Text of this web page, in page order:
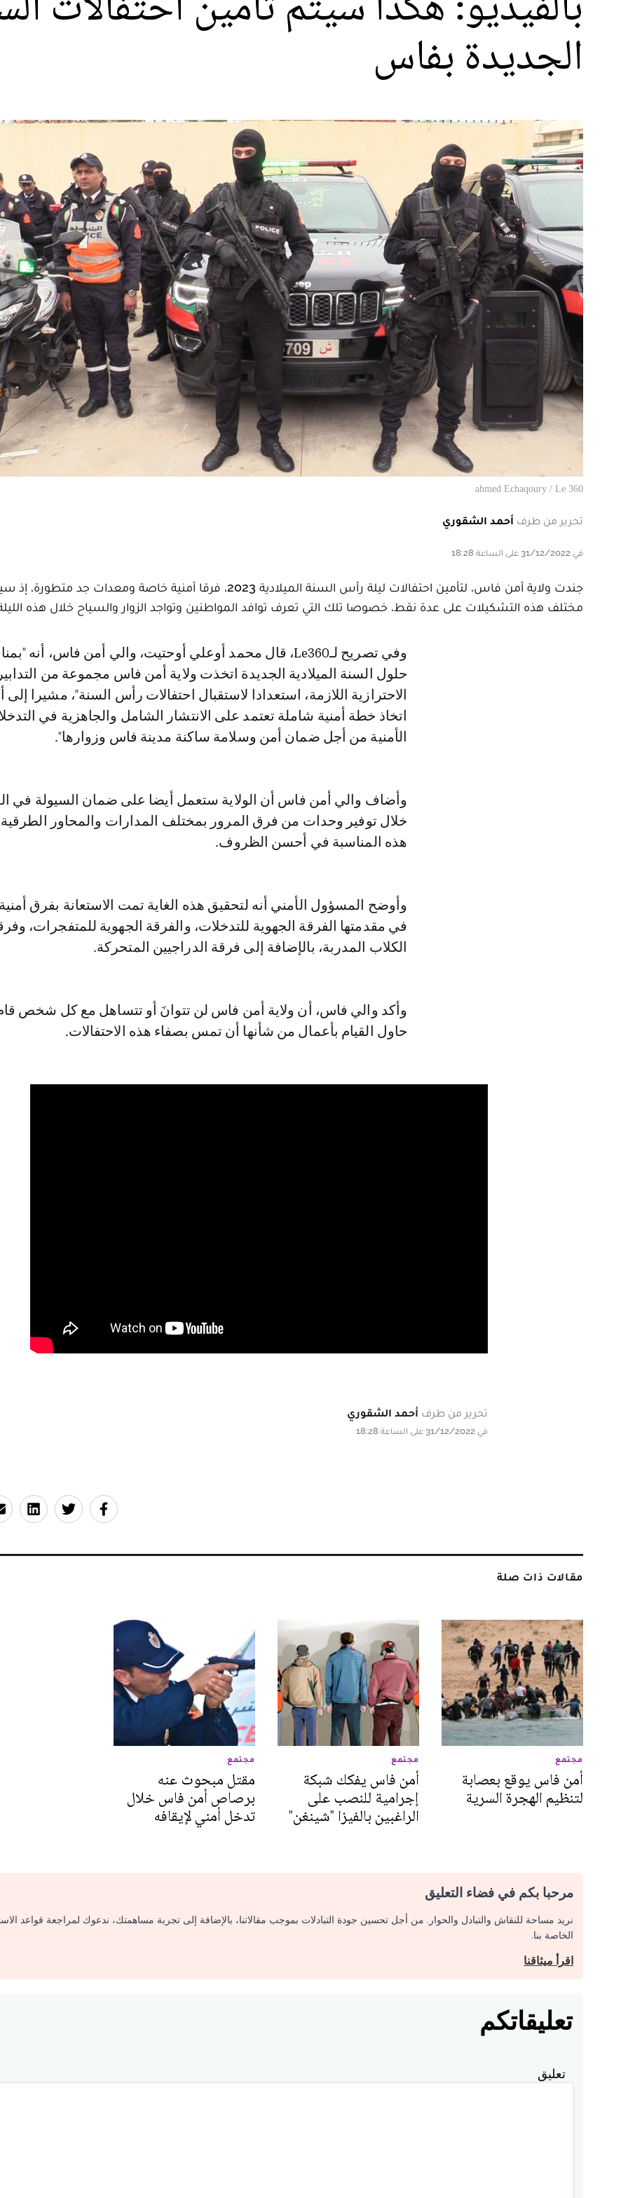
الجديدة بفاس
ahmed Echaqoury / Le 360
تحرير من طرف أحمد الشقوري
في 31/12/2022 على الساعة 18:28
جندت ولاية أمن فاس، لتأمين احتفالات ليلة رأس السنة الميلادية 2023، فرقا أمنية خاصة ومعدات جد
مختلف هذه التشكيلات على عدة نقط، خصوصا تلك التي تعرف توافد المواطنين وتواجد الزوار والسياح خلال هذه
وفي تصريح لـLe360، قال محمد أوعلي أوحتيت، والي أمن فاس، أنه "بمناسبة
حلول السنة الميلادية الجديدة اتخذت ولاية أمن فاس مجموعة من التدابير
الاحترازية اللازمة، استعدادا لاستقبال احتفالات رأس السنة"، مشيرا إلى
اتخاذ خطة أمنية شاملة تعتمد على الانتشار الشامل والجاهزية في
الأمنية من أجل ضمان أمن وسلامة ساكنة مدينة فاس وزوارها".
وأضاف والي أمن فاس أن الولاية ستعمل أيضا على ضمان السيولة في
خلال توفير وحدات من فرق المرور بمختلف المدارات والمحاور
هذه المناسبة في أحسن الظروف.
وأوضح المسؤول الأمني أنه لتحقيق هذه الغاية تمت الاستعانة بفرق
في مقدمتها الفرقة الجهوية للتدخلات، والفرقة الجهوية للمتفجرات،
الكلاب المدربة، بالإضافة إلى فرقة الدراجيين المتحركة.
وأكد والي فاس، أن ولاية أمن فاس لن تتوانَ أو تتساهل مع كل شخص
حاول القيام بأعمال من شأنها أن تمس بصفاء هذه الاحتفالات.
تحرير من طرف أحمد الشقوري
في 31/12/2022 على الساعة 18:28
مقالات ذات صلة
مجتمع
أمن فاس يوقع بعصابة
لتنظيم الهجرة السرية
مجتمع
أمن فاس يفكك شبكة
إجرامية للنصب على
الراغبين بالفيزا "شينغن"
مجتمع
مقتل مبحوث عنه
برصاص أمن فاس خلال
تدخل أمني لإيقافه
مرحبا بكم في فضاء التعليق
نريد مساحة للنقاش والتبادل والحوار. من أجل تحسين جودة التبادلات بموجب مقالاتنا، بالإضافة إلى تجربة مساهمتك، ندعوك لمراجعة قواعد
الخاصة بنا.
اقرأ ميثاقنا
تعليقاتكم
تعليق